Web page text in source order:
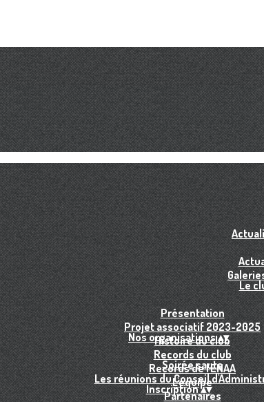
Le
Présentation
Projet associatif 2023-2025
Histoire du club
Records du club
Records de l'ENAA
L'équipe
Partenaires
Nos organisations▴▾
Soirée sauts
Les réunions du Conseil
Inscription▴▾